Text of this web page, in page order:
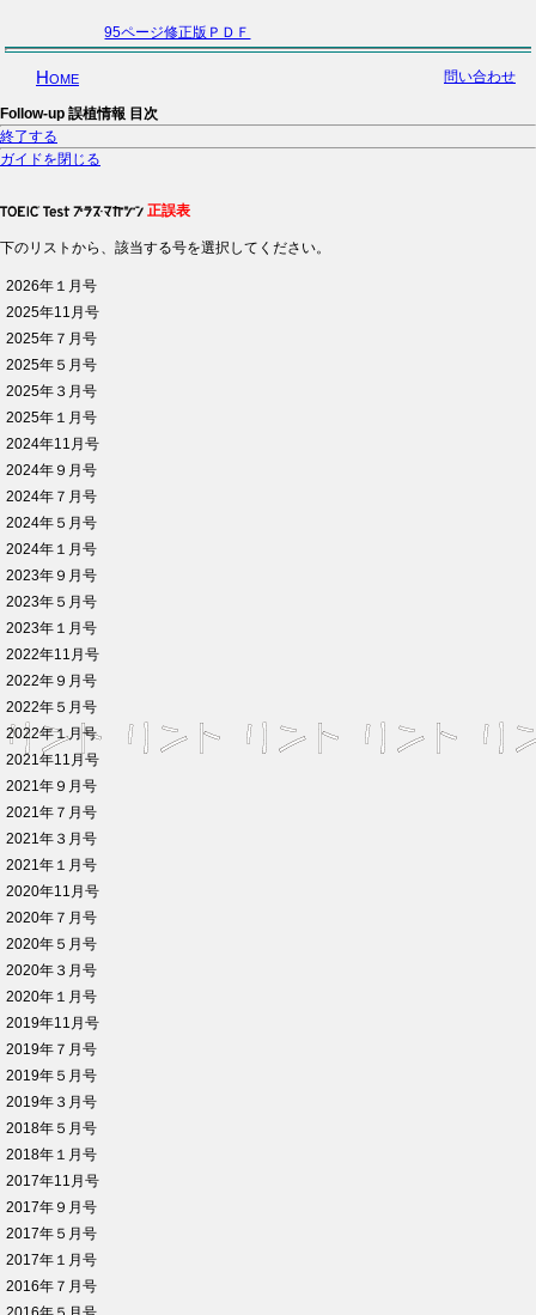
95ページ修正版ＰＤＦ
Home 問い合わせ
Follow-up 誤植情報 目次
終了する
ガイドを閉じる
正誤表
下のリストから、該当する号を選択してください。
2026年１月号
2025年11月号
2025年７月号
2025年５月号
2025年３月号
2025年１月号
2024年11月号
2024年９月号
2024年７月号
2024年５月号
2024年１月号
2023年９月号
2023年５月号
2023年１月号
2022年11月号
2022年９月号
2022年５月号
2022年１月号
2021年11月号
2021年９月号
2021年７月号
2021年３月号
2021年１月号
2020年11月号
2020年７月号
2020年５月号
2020年３月号
2020年１月号
2019年11月号
2019年７月号
2019年５月号
2019年３月号
2018年５月号
2018年１月号
2017年11月号
2017年９月号
2017年５月号
2017年１月号
2016年７月号